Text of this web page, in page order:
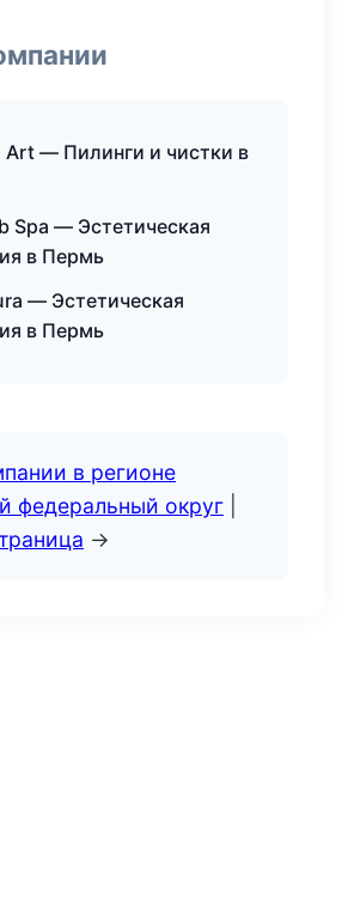
Art — Пилинги и чистки в
Spa — Эстетическая
в Пермь
— Эстетическая
в Пермь
в регионе
федеральный округ
→